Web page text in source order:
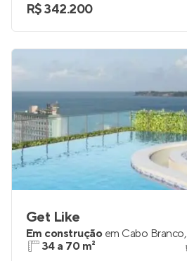
R$ 342.200
Get Like
Em construção em Cabo Branco,
34 a 70 m²